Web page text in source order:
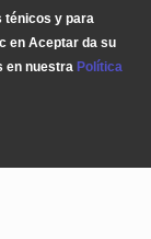
ténicos y para
en Aceptar da su
en nuestra Política